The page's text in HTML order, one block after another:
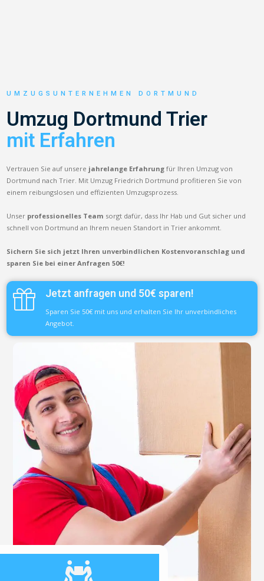
UMZUGSUNTERNEHMEN DORTMUND
Umzug Dortmund Trier
mit Erfahren
Vertrauen Sie auf unsere jahrelange Erfahrung für Ihren Umzug von
Dortmund nach Trier. Mit Umzug Friedrich Dortmund profitieren Sie von
einem reibungslosen und effizienten Umzugsprozess.
Unser professionelles Team sorgt dafür, dass Ihr Hab und Gut sicher und
schnell von Dortmund an Ihrem neuen Standort in Trier ankommt.
Sichern Sie sich jetzt Ihren unverbindlichen Kostenvoranschlag und
sparen Sie bei einer Anfragen 50€!
Jetzt anfragen und 50€ sparen!
Sparen Sie 50€ mit uns und erhalten Sie Ihr unverbindliches
Angebot.